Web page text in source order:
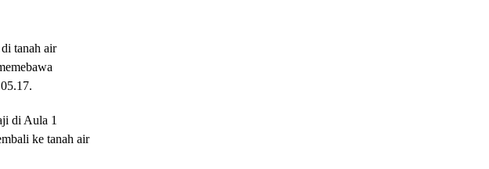
tanah air
di Aula 1
ke tanah air